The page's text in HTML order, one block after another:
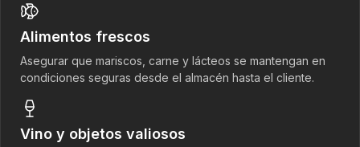
Alimentos frescos
Asegurar que mariscos, carne y lácteos se mantengan en
condiciones seguras desde el almacén hasta el cliente.
Vino y objetos valiosos